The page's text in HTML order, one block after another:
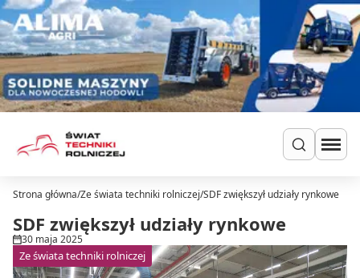
Przejdź do treści
Ciągniki
Ładowarki
Do zielonki
Dla hodowców
Szukaj
Strona główna/Ze świata techniki rolniczej/SDF zwiększył udziały rynkowe
SDF zwiększył udziały rynkowe
30 maja 2025
Ze świata techniki rolniczej